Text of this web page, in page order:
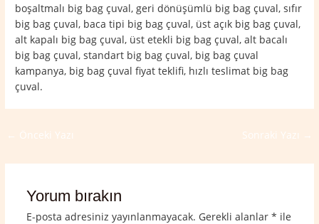
boşaltmalı big bag çuval, geri dönüşümlü big bag çuval, sıfır
big bag çuval, baca tipi big bag çuval, üst açık big bag çuval,
alt kapalı big bag çuval, üst etekli big bag çuval, alt bacalı
big bag çuval, standart big bag çuval, big bag çuval
kampanya, big bag çuval fiyat teklifi, hızlı teslimat big bag
çuval.
← Önceki Yazı Sonraki Yazı →
Yorum bırakın
E-posta adresiniz yayınlanmayacak. Gerekli alanlar * ile